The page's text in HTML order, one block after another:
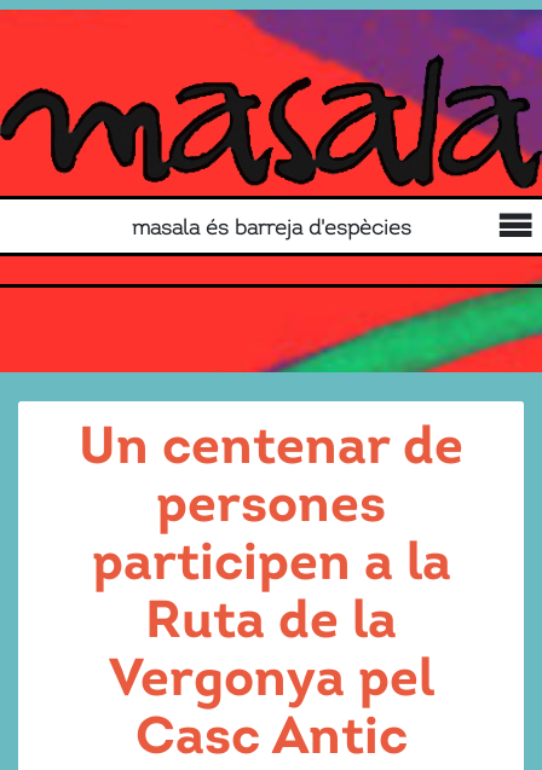
masala és barreja d'espècies
Un centenar de
persones
participen a la
Ruta de la
Vergonya pel
Casc Antic